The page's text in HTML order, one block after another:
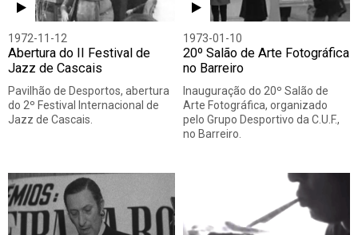
1972-11-12
Abertura do II Festival de
Jazz de Cascais
Pavilhão de Desportos, abertura
do 2º Festival Internacional de
Jazz de Cascais.
1973-01-10
20º Salão de Arte Fotográfica
no Barreiro
Inauguração do 20º Salão de
Arte Fotográfica, organizado
pelo Grupo Desportivo da C.U.F.,
no Barreiro.